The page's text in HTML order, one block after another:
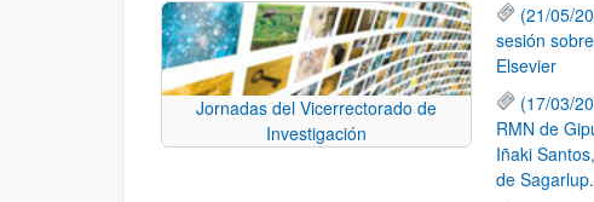
Jornadas del Vicerrectorado de
Investigación
(21/05/
sesión
Elsevier
(17/03/
RMN de
Iñaki
de Sagarlup.